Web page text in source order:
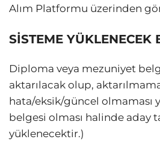
Alım Platformu üzerinden
SİSTEME YÜKLENECEK
Diploma veya mezuniyet
aktarılacak olup,
hata/eksik/güncel olmaması
belgesi olması halinde aday
yüklenecektir.)